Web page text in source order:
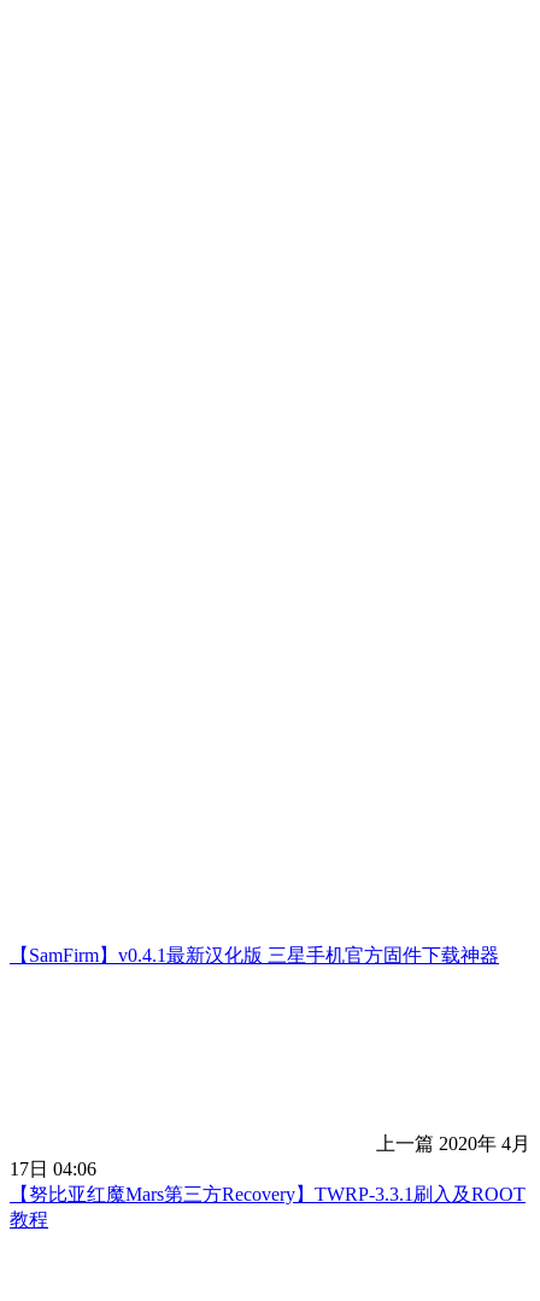
【SamFirm】v0.4.1最新汉化版 三星手机官方固件下载神器
上一篇 2020年 4月
17日 04:06
【努比亚红魔Mars第三方Recovery】TWRP-3.3.1刷入及ROOT
教程